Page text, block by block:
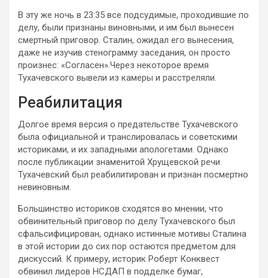
В эту же ночь в 23:35 все подсудимые, проходившие по
делу, были признаны виновными, и им был вынесен
смертный приговор. Сталин, ожидал его вынесения,
даже не изучив стенограмму заседания, он просто
произнес: «Согласен».Через некоторое время
Тухачевского вывели из камеры и расстреляли.
Реабилитация
Долгое время версия о предательстве Тухачевского
была официальной и транслировалась и советскими
историками, и их западными апологетами. Однако
после публикации знаменитой Хрущевской речи
Тухачевский был реабилитирован и признан посмертно
невиновным.
Большинство историков сходятся во мнении, что
обвинительный приговор по делу Тухачевского был
сфальсифицирован, однако истинные мотивы Сталина
в этой истории до сих пор остаются предметом для
дискуссий. К примеру, историк Роберт Конквест
обвинил лидеров НСДАП в подделке бумаг,